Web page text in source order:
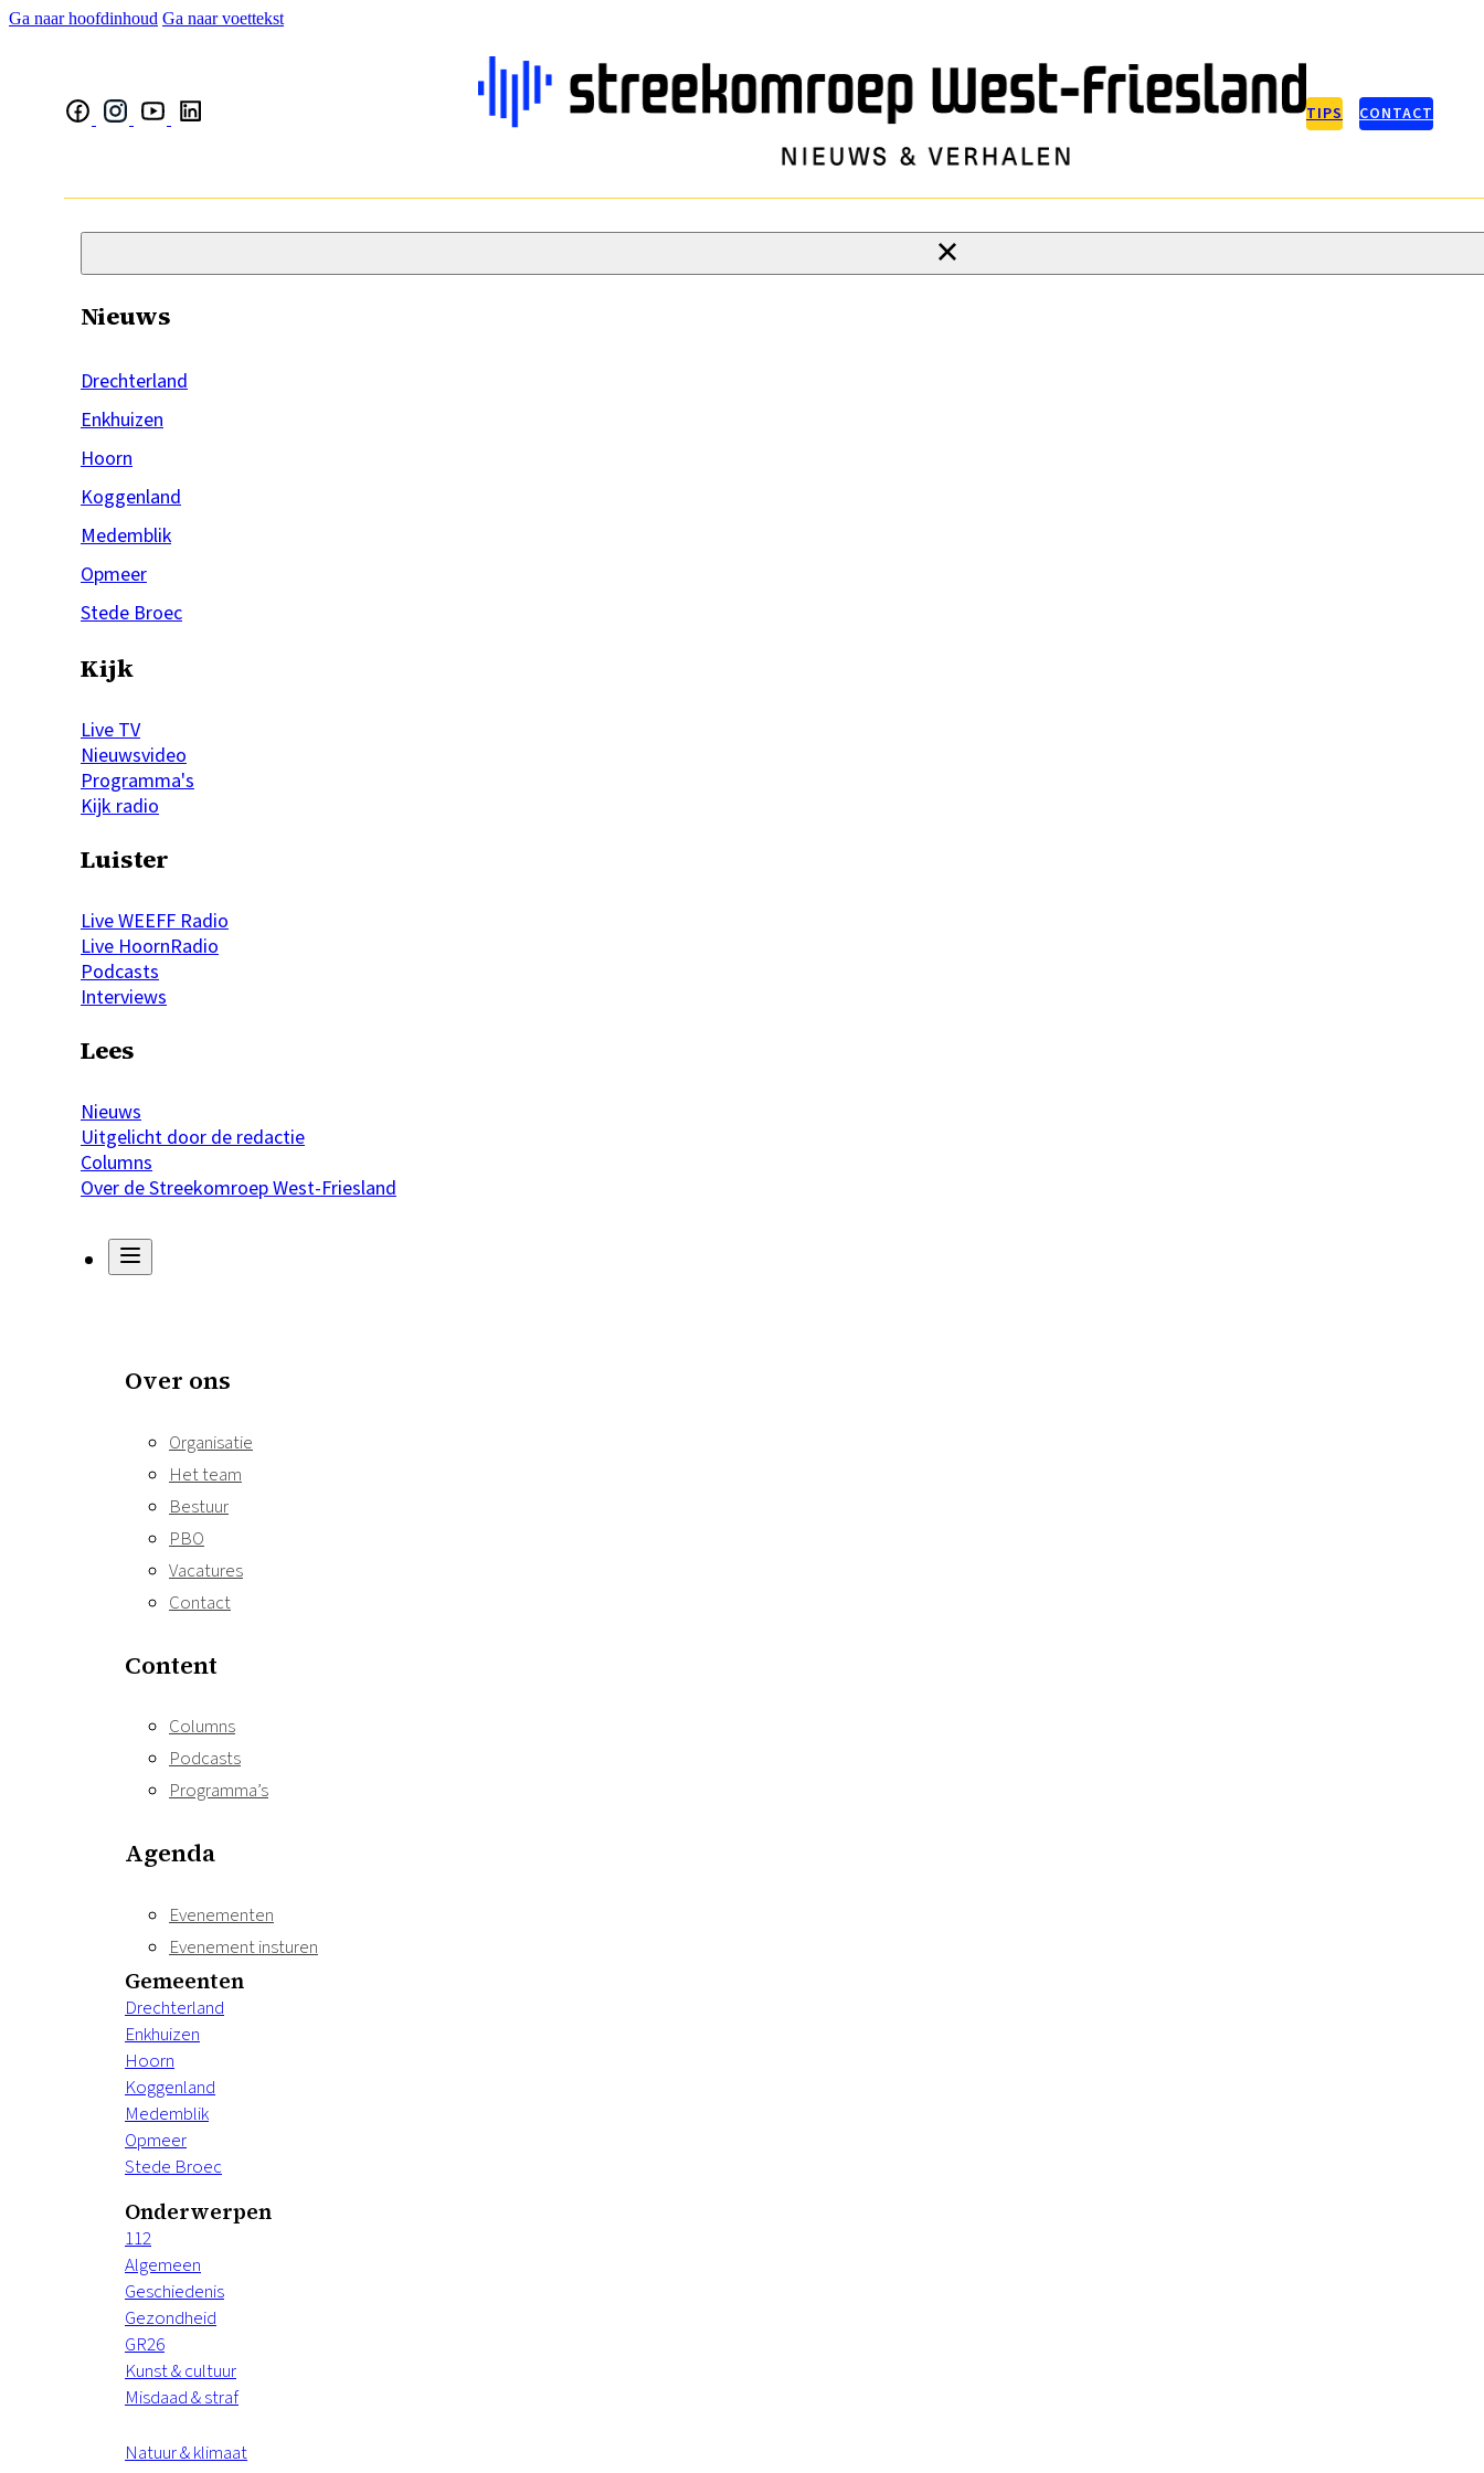
Ga naar hoofdinhoud Ga naar voettekst
TIPS CONTACT
Nieuws
Drechterland
Enkhuizen
Hoorn
Koggenland
Medemblik
Opmeer
Stede Broec
Kijk
Live TV
Nieuwsvideo
Programma's
Kijk radio
Luister
Live WEEFF Radio
Live HoornRadio
Podcasts
Interviews
Lees
Nieuws
Uitgelicht door de redactie
Columns
Over de Streekomroep West-Friesland
Over ons
Organisatie
Het team
Bestuur
PBO
Vacatures
Contact
Content
Columns
Podcasts
Programma’s
Agenda
Evenementen
Evenement insturen
Gemeenten
Drechterland
Enkhuizen
Hoorn
Koggenland
Medemblik
Opmeer
Stede Broec
Onderwerpen
112
Algemeen
Geschiedenis
Gezondheid
GR26
Kunst & cultuur
Misdaad & straf
Natuur & klimaat